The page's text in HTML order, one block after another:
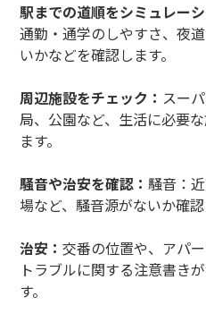
駅までの道順をシミュレーシ
通勤・通学のしやすさ、夜
いかなどを確認します。
周辺施設をチェック： スー
局、公園など、生活に必要
ます。
騒音や治安を確認：騒音：
場など、騒音源がないか確認
治安：交番の位置や、アパ
トラブルに関する注意書き
す。